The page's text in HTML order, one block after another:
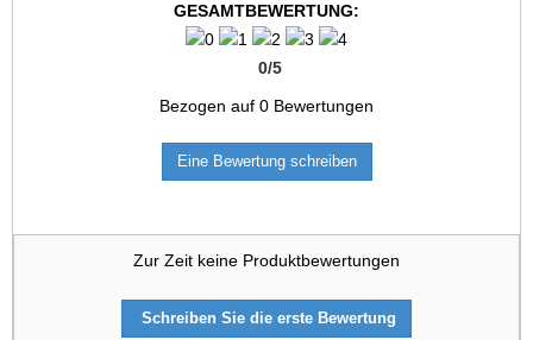
GESAMTBEWERTUNG:
0/5
Bezogen auf 0 Bewertungen
Eine Bewertung schreiben
Zur Zeit keine Produktbewertungen
Schreiben Sie die erste Bewertung